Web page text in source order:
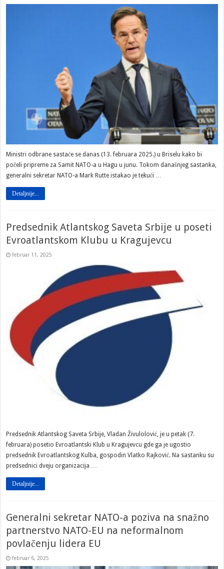
Ministri odbrane sastaće se danas (13. februara 2025.) u Briselu kako bi
počeli pripreme za Samit NATO-a u Hagu u junu. Tokom današnjeg sastanka,
generalni sekretar NATO-a Mark Rutte istakao je tekući …
Detaljnije...
Predsednik Atlantskog Saveta Srbije u poseti
Evroatlantskom Klubu u Kragujevcu
februar 11, 2025
Predsednik Atlantskog Saveta Srbije, Vladan Živulolović, je u petak (7.
februara) posetio Evroatlantski Klub u Kragujevcu gde ga je ugostio
predsednik Evroatlantskog Kulba, gospodin Vlatko Rajković. Na sastanku su
predsednici dveju organizacija …
Detaljnije...
Generalni sekretar NATO-a poziva na snažno
partnerstvo NATO-EU na neformalnom
povlačenju lidera EU
februar 6, 2025